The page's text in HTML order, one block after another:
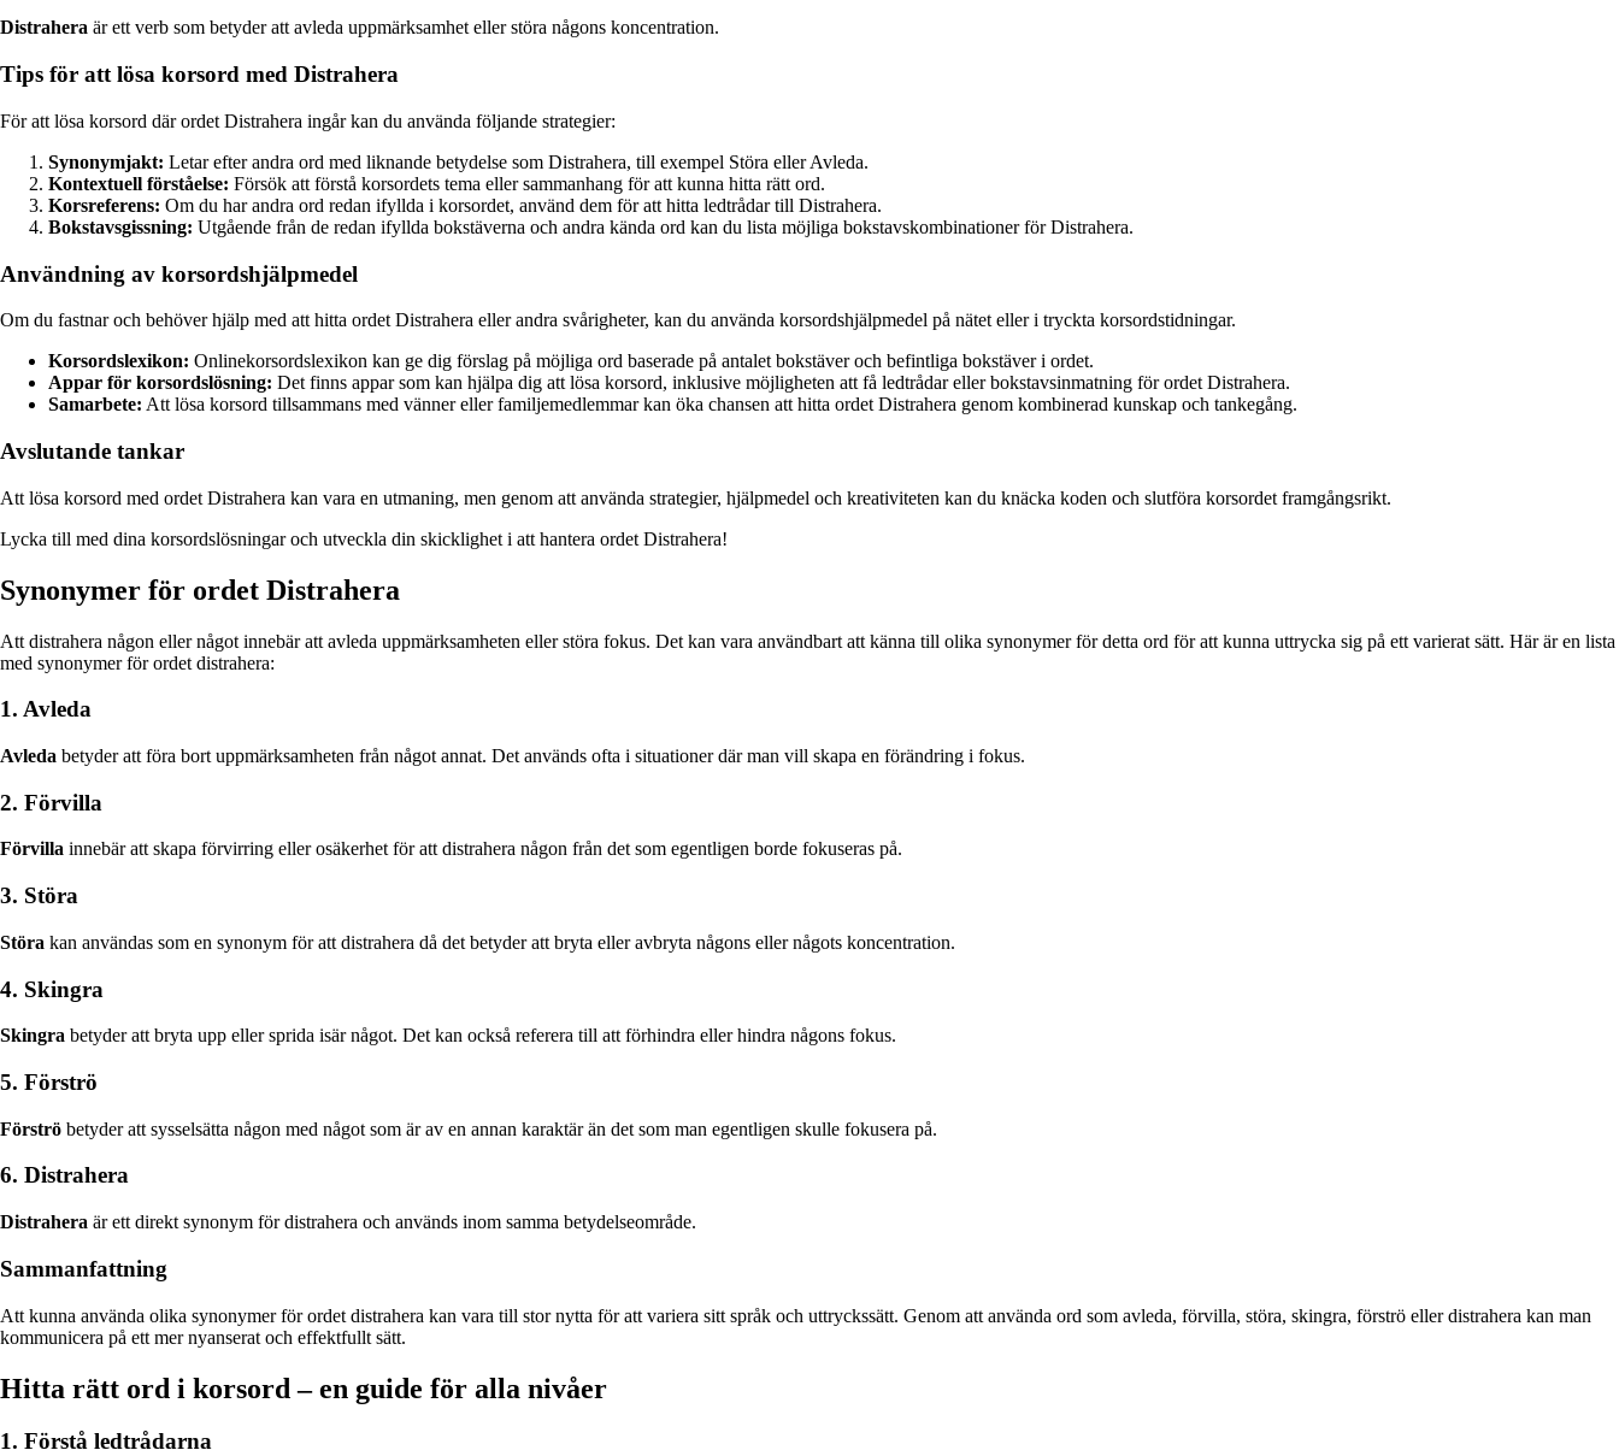
Distrahera är ett verb som betyder att avleda uppmärksamhet eller störa någons koncentration.
Tips för att lösa korsord med Distrahera
För att lösa korsord där ordet Distrahera ingår kan du använda följande strategier:
Synonymjakt: Letar efter andra ord med liknande betydelse som Distrahera, till exempel Störa eller Avleda.
Kontextuell förståelse: Försök att förstå korsordets tema eller sammanhang för att kunna hitta rätt ord.
Korsreferens: Om du har andra ord redan ifyllda i korsordet, använd dem för att hitta ledtrådar till Distrahera.
Bokstavsgissning: Utgående från de redan ifyllda bokstäverna och andra kända ord kan du lista möjliga bokstavskombinationer för Distrahera.
Användning av korsordshjälpmedel
Om du fastnar och behöver hjälp med att hitta ordet Distrahera eller andra svårigheter, kan du använda korsordshjälpmedel på nätet eller i tryckta korsordstidningar.
Korsordslexikon: Onlinekorsordslexikon kan ge dig förslag på möjliga ord baserade på antalet bokstäver och befintliga bokstäver i ordet.
Appar för korsordslösning: Det finns appar som kan hjälpa dig att lösa korsord, inklusive möjligheten att få ledtrådar eller bokstavsinmatning för ordet Distrahera.
Samarbete: Att lösa korsord tillsammans med vänner eller familjemedlemmar kan öka chansen att hitta ordet Distrahera genom kombinerad kunskap och tankegång.
Avslutande tankar
Att lösa korsord med ordet Distrahera kan vara en utmaning, men genom att använda strategier, hjälpmedel och kreativiteten kan du knäcka koden och slutföra korsordet framgångsrikt.
Lycka till med dina korsordslösningar och utveckla din skicklighet i att hantera ordet Distrahera!
Synonymer för ordet Distrahera
Att distrahera någon eller något innebär att avleda uppmärksamheten eller störa fokus. Det kan vara användbart att känna till olika synonymer för detta ord för att kunna uttrycka sig på ett varierat sätt. Här är en lista
med synonymer för ordet distrahera:
1. Avleda
Avleda betyder att föra bort uppmärksamheten från något annat. Det används ofta i situationer där man vill skapa en förändring i fokus.
2. Förvilla
Förvilla innebär att skapa förvirring eller osäkerhet för att distrahera någon från det som egentligen borde fokuseras på.
3. Störa
Störa kan användas som en synonym för att distrahera då det betyder att bryta eller avbryta någons eller någots koncentration.
4. Skingra
Skingra betyder att bryta upp eller sprida isär något. Det kan också referera till att förhindra eller hindra någons fokus.
5. Förströ
Förströ betyder att sysselsätta någon med något som är av en annan karaktär än det som man egentligen skulle fokusera på.
6. Distrahera
Distrahera är ett direkt synonym för distrahera och används inom samma betydelseområde.
Sammanfattning
Att kunna använda olika synonymer för ordet distrahera kan vara till stor nytta för att variera sitt språk och uttryckssätt. Genom att använda ord som avleda, förvilla, störa, skingra, förströ eller distrahera kan man
kommunicera på ett mer nyanserat och effektfullt sätt.
Hitta rätt ord i korsord – en guide för alla nivåer
1. Förstå ledtrådarna